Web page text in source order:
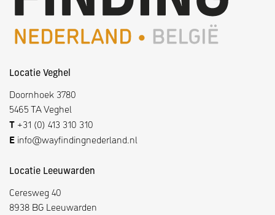
Locatie Veghel
Doornhoek 3780
5465 TA Veghel
T +31 (0) 413 310 310
E info@wayfindingnederland.nl
Locatie Leeuwarden
Ceresweg 40
8938 BG Leeuwarden